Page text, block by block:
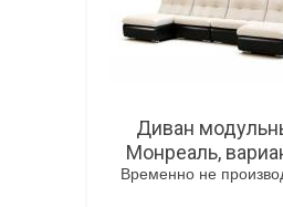
Диван
Монреаль,
Временно не